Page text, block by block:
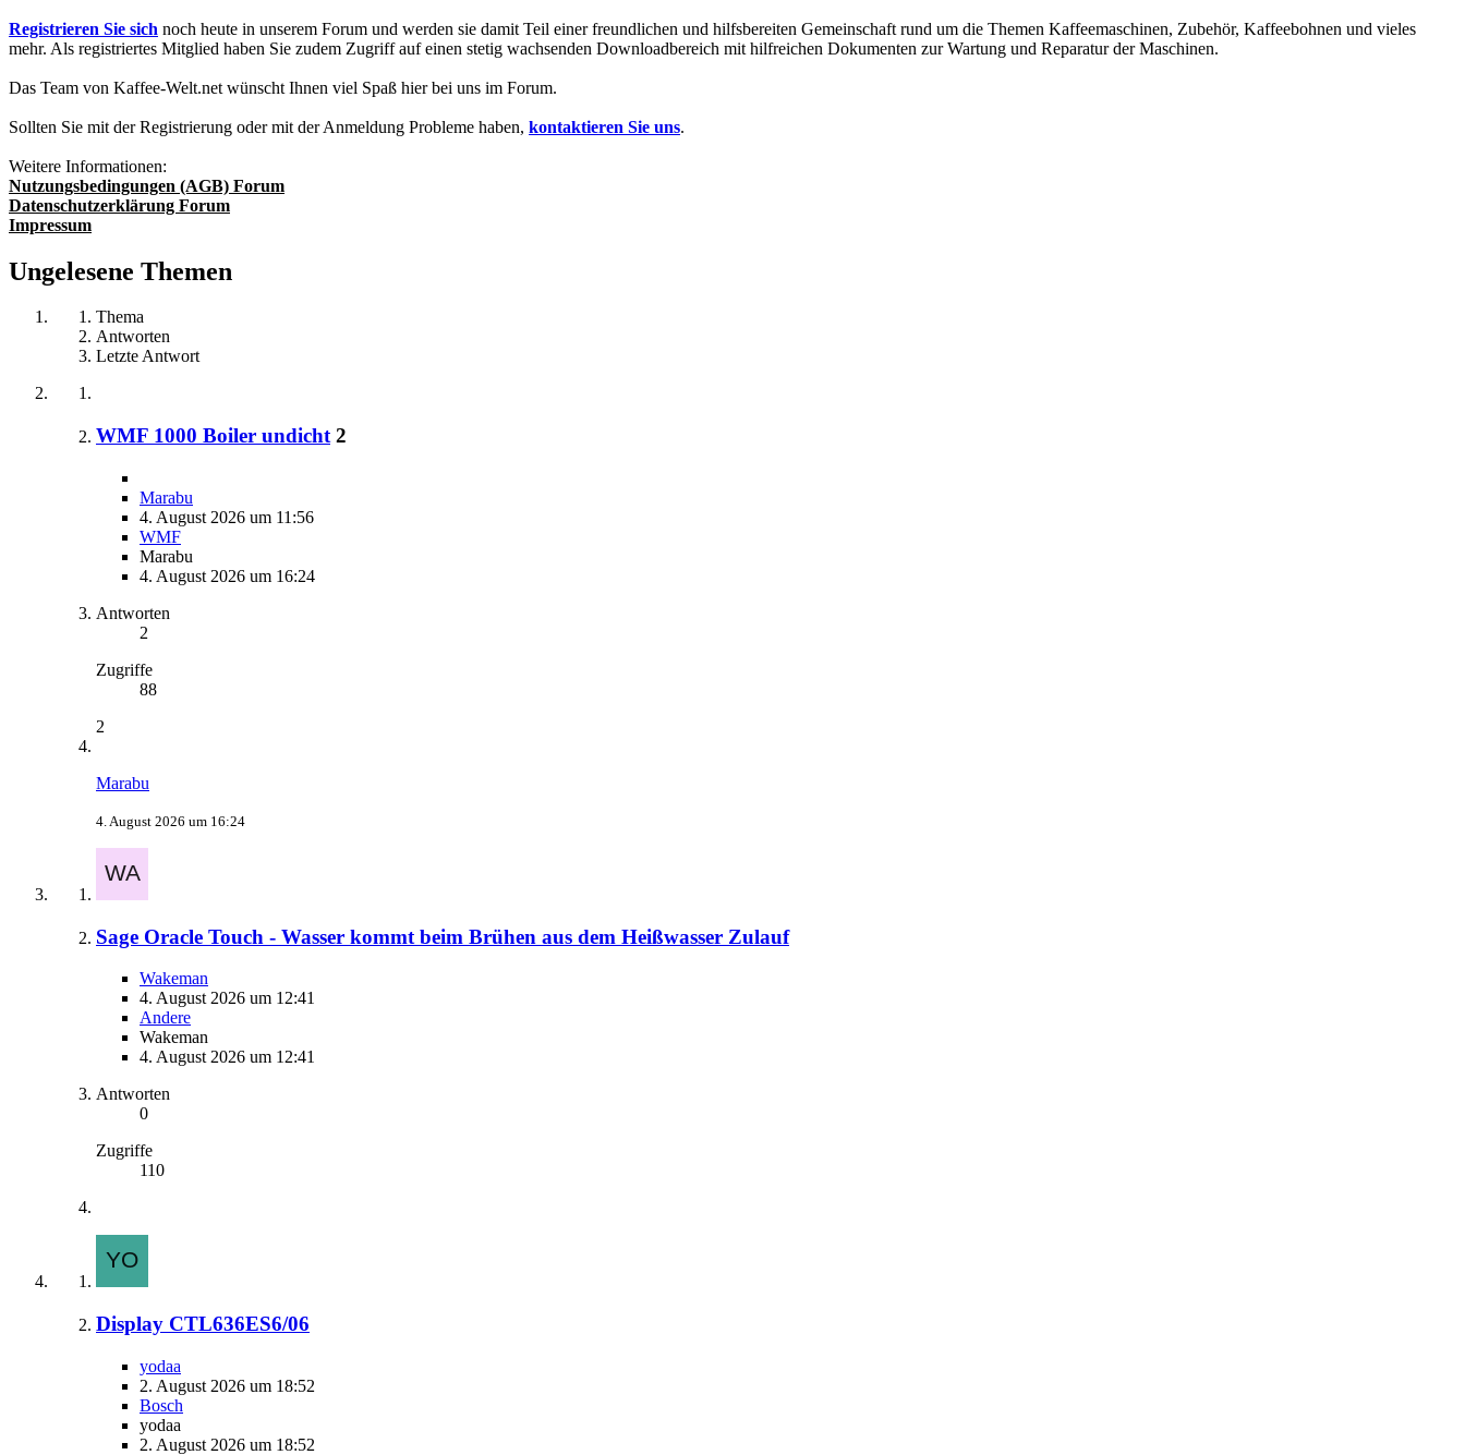
Registrieren Sie sich noch heute in unserem Forum und werden sie damit Teil einer freundlichen und hilfsbereiten Gemeinschaft rund um die Themen Kaffeemaschinen, Zubehör, Kaffeebohnen und vieles
mehr. Als registriertes Mitglied haben Sie zudem Zugriff auf einen stetig wachsenden Downloadbereich mit hilfreichen Dokumenten zur Wartung und Reparatur der Maschinen.
Das Team von Kaffee-Welt.net wünscht Ihnen viel Spaß hier bei uns im Forum.
Sollten Sie mit der Registrierung oder mit der Anmeldung Probleme haben, kontaktieren Sie uns.
Weitere Informationen:
Nutzungsbedingungen (AGB) Forum
Datenschutzerklärung Forum
Impressum
Ungelesene Themen
Thema
Antworten
Letzte Antwort
WMF 1000 Boiler undicht 2
Marabu
4. August 2026 um 11:56
WMF
Marabu
4. August 2026 um 16:24
Antworten
2
Zugriffe
88
2
Marabu
4. August 2026 um 16:24
Sage Oracle Touch - Wasser kommt beim Brühen aus dem Heißwasser Zulauf
Wakeman
4. August 2026 um 12:41
Andere
Wakeman
4. August 2026 um 12:41
Antworten
0
Zugriffe
110
Display CTL636ES6/06
yodaa
2. August 2026 um 18:52
Bosch
yodaa
2. August 2026 um 18:52